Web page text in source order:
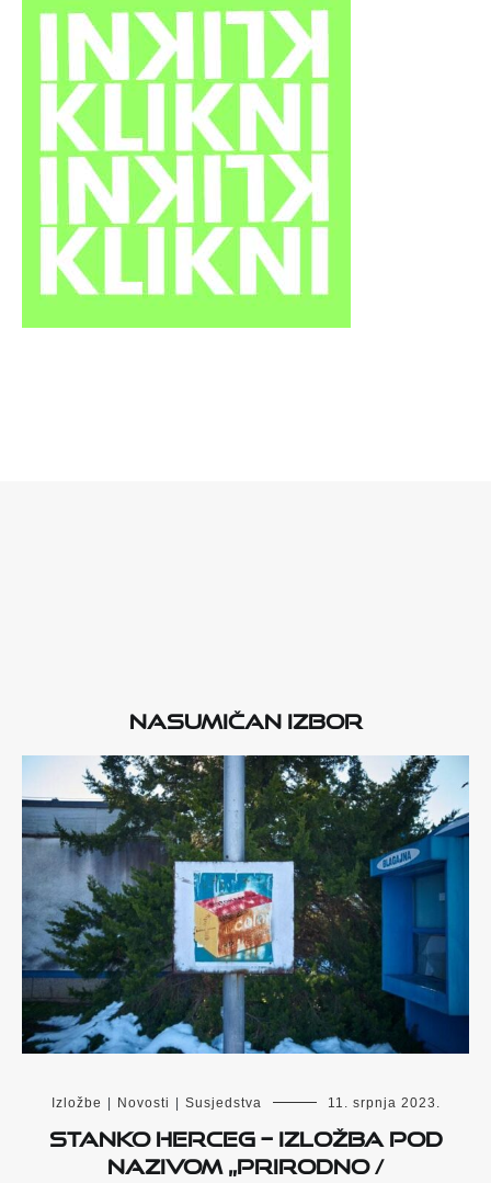
Nasumičan izbor
Izložbe Novosti Susjedstva 11. srpnja 2023.
Stanko Herceg – izložba pod
nazivom „Prirodno /